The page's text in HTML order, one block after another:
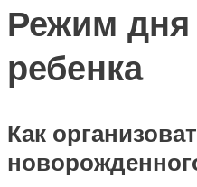
Режим дня
ребенка
Как